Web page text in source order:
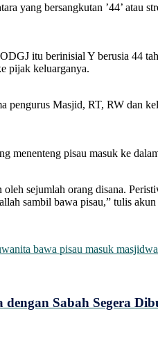
yang bersangkutan ’44’ atau
itu berinisial Y berusia 44
pijak keluarganya.
pengurus Masjid, RT, RW dan
menenteng pisau masuk ke
sejumlah orang disana.
sambil bawa pisau,” tulis
wanita bawa pisau masuk masjid
Sabah Segera